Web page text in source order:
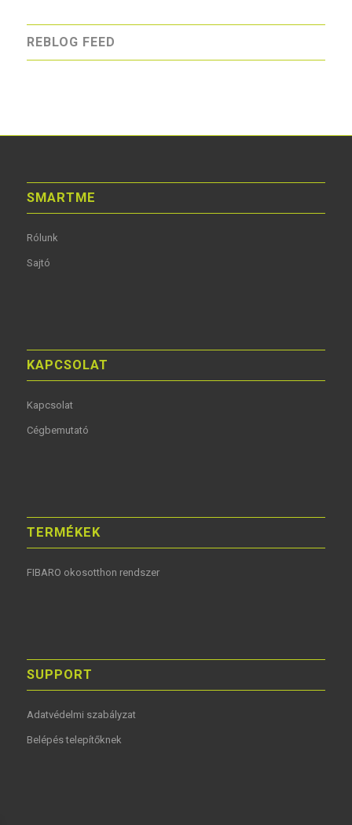
REBLOG FEED
SMARTME
Rólunk
Sajtó
KAPCSOLAT
Kapcsolat
Cégbemutató
TERMÉKEK
FIBARO okosotthon rendszer
SUPPORT
Adatvédelmi szabályzat
Belépés telepítőknek